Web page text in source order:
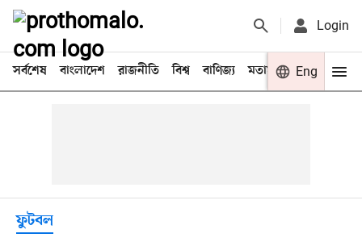
Login
সর্বশেষ বাংলাদেশ রাজনীতি বিশ্ব বাণিজ্য মতামত খেলা
Eng
ফুটবল